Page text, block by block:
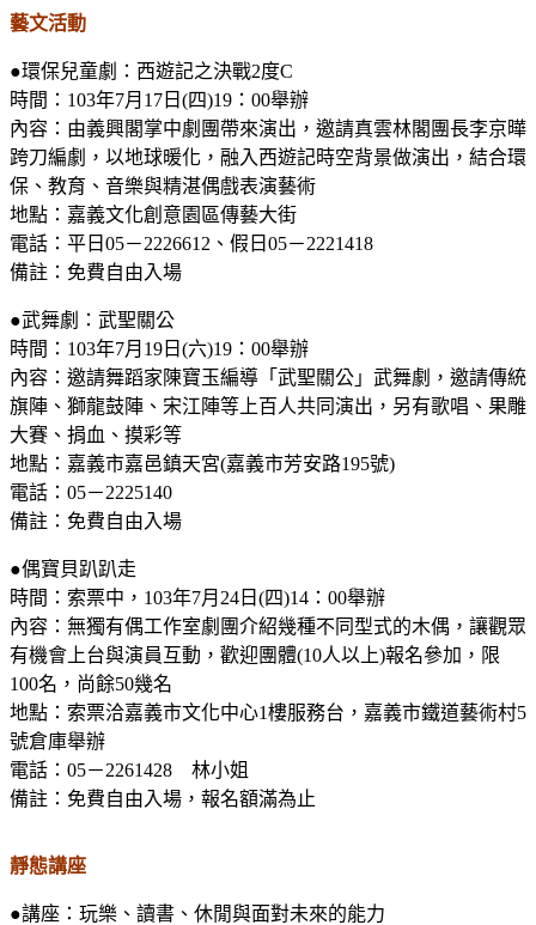
藝文活動
●環保兒童劇：西遊記之決戰2度C
時間： 103年7月 17 日 (四)19 ： 00舉辦
內容：由義興閣掌中劇團帶來演出，邀請真雲林閣團長李京曄
跨刀編劇，以地球暖化，融入西遊記時空背景做演出，結合環
保、教育、音樂與精湛偶戲表演藝術
地點：嘉義文化創意園區傳藝大街
電話：平日 05－2226612 、假日 05－2221418
備註：免費自由入場
●武舞劇：武聖關公
時間： 103年7月 19 日 (六)19 ： 00舉辦
內容：邀請舞蹈家陳寶玉編導「武聖關公」武舞劇，邀請傳統
旗陣、獅龍鼓陣、宋江陣等上百人共同演出，另有歌唱、果雕
大賽、捐血、摸彩等
地點：嘉義市嘉邑鎮天宮(嘉義市芳安路195號)
電話： 05－2225140
備註：免費自由入場
●偶寶貝趴趴走
時間：索票中， 103年7月 24 日 (四)14 ： 00舉辦
內容：無獨有偶工作室劇團介紹幾種不同型式的木偶，讓觀眾
有機會上台與演員互動，歡迎團體(10人以上)報名參加，限
100名，尚餘50幾名
地點：索票洽嘉義市文化中心1樓服務台，嘉義市鐵道藝術村5
號倉庫舉辦
電話： 05－2261428 林小姐
備註：免費自由入場，報名額滿為止
靜態講座
●講座：玩樂、讀書、休閒與面對未來的能力